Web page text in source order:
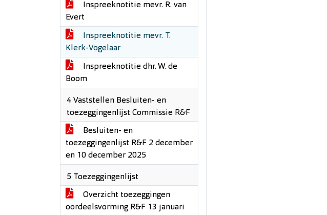
Inspreeknotitie mevr. R. van
Evert
Inspreeknotitie mevr. T.
Klerk-Vogelaar
Inspreeknotitie dhr. W. de
Boom
4 Vaststellen Besluiten- en
toezeggingenlijst Commissie R&F
Besluiten- en
toezeggingenlijst R&F 2 december
en 10 december 2025
5 Toezeggingenlijst
Overzicht toezeggingen
oordeelsvorming R&F 13 januari